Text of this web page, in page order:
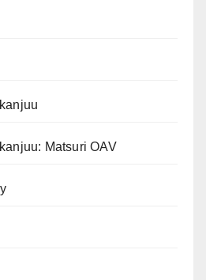
Matsuri OAV